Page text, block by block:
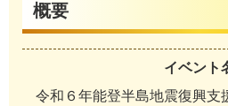
概要
イベント
令和６年能登半島地震復興支